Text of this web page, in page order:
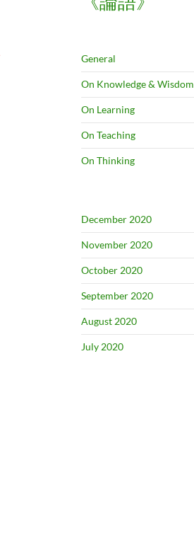
General
On Knowledge & Wisdom
On Learning
On Teaching
On Thinking
December 2020
November 2020
October 2020
September 2020
August 2020
July 2020